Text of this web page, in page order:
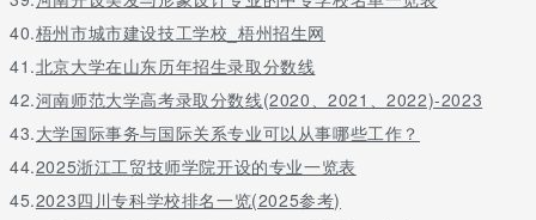
40.梧州市城市建设技工学校_梧州招生网
41.北京大学在山东历年招生录取分数线
42.河南师范大学高考录取分数线(2020、2021、2022)-2023
43.大学国际事务与国际关系专业可以从事哪些工作？
44.2025浙江工贸技师学院开设的专业一览表
45.2023四川专科学校排名一览(2025参考)